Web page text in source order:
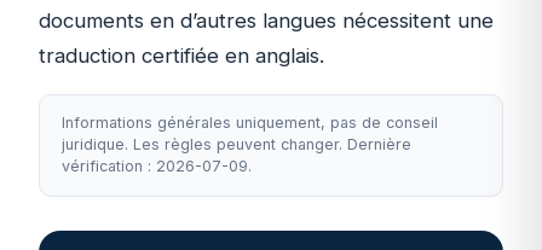
documents en d’autres langues nécessitent une
traduction certifiée en anglais.
Informations générales uniquement, pas de conseil
juridique. Les règles peuvent changer. Dernière
vérification : 2026-07-09.